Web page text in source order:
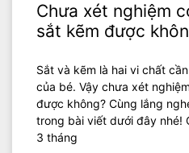
Chưa xét nghiệm
sắt kẽm được
Sắt và kẽm là hai vi chất
của bé. Vậy chưa xét
được không? Cùng lắng
trong bài viết dưới đây nhé!
3 tháng